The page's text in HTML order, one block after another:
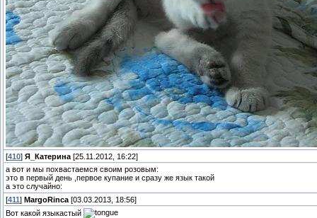
[410] Я_Катерина [25.11.2012, 16:22]
а вот и мы похвастаемся своим розовым:
это в первый день ,первое купание и сразу же язык такой
а это случайно:
[411] MargoRinca [03.03.2013, 18:56]
Вот какой языкастый